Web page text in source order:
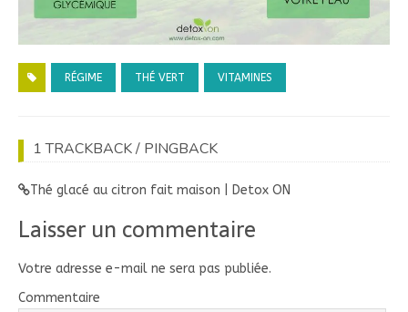
RÉGIME THÉ VERT VITAMINES
1 TRACKBACK / PINGBACK
Thé glacé au citron fait maison | Detox ON
Laisser un commentaire
Votre adresse e-mail ne sera pas publiée.
Commentaire